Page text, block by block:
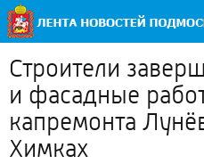
Строители
и фасадные
капремонта
Химках